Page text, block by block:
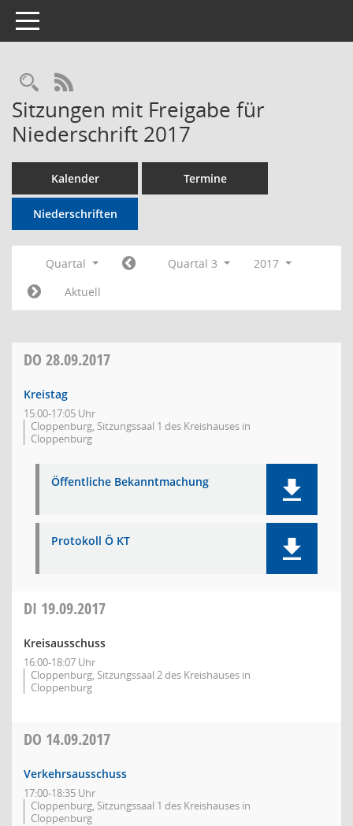
Toggle navigation
Rechercheauswahl
RSS-Feed
Sitzungen mit Freigabe für
Niederschrift 2017
Kalender Termine
Niederschriften
Quartal Quartal 3
2017
Aktuell
DO 28.09.2017
Kreistag
15:00-17:05 Uhr
Cloppenburg, Sitzungssaal 1 des Kreishauses in
Cloppenburg
Öffentliche Bekanntmachung
Protokoll Ö KT
DI 19.09.2017
Kreisausschuss
16:00-18:07 Uhr
Cloppenburg, Sitzungssaal 2 des Kreishauses in
Cloppenburg
DO 14.09.2017
Verkehrsausschuss
17:00-18:35 Uhr
Cloppenburg, Sitzungssaal 1 des Kreishauses in
Cloppenburg